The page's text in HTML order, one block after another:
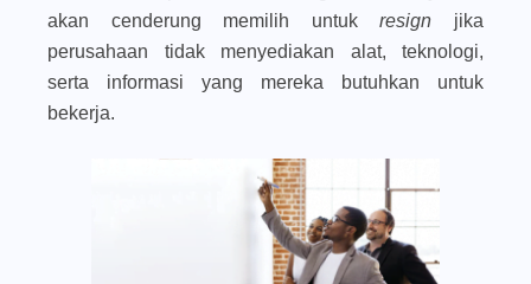
akan cenderung memilih untukresign jika
perusahaan tidak menyediakan alat, teknologi,
serta informasi yang mereka butuhkan untuk
bekerja.